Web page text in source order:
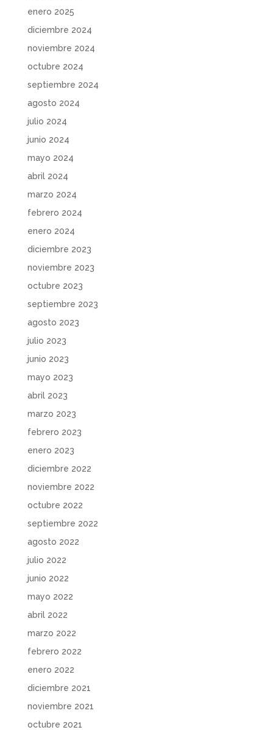
enero 2025
diciembre 2024
noviembre 2024
octubre 2024
septiembre 2024
agosto 2024
julio 2024
junio 2024
mayo 2024
abril 2024
marzo 2024
febrero 2024
enero 2024
diciembre 2023
noviembre 2023
octubre 2023
septiembre 2023
agosto 2023
julio 2023
junio 2023
mayo 2023
abril 2023
marzo 2023
febrero 2023
enero 2023
diciembre 2022
noviembre 2022
octubre 2022
septiembre 2022
agosto 2022
julio 2022
junio 2022
mayo 2022
abril 2022
marzo 2022
febrero 2022
enero 2022
diciembre 2021
noviembre 2021
octubre 2021